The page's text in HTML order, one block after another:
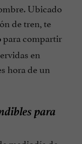
Ubicado
de tren, te
para compartir
en
hora de un
para